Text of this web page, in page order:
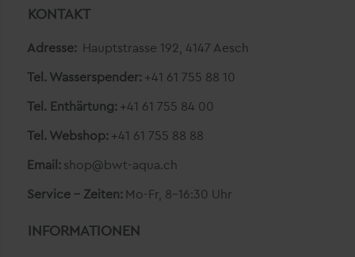
KONTAKT
Adresse: Hauptstrasse 192, 4147 Aesch
Tel. Wasserspender: +41 61 755 88 10
Tel. Enthärtung: +41 61 755 84 00
Tel. Webshop: +41 61 755 88 88
Email: shop@bwt-aqua.ch
Service - Zeiten: Mo-Fr, 8-16:30 Uhr
INFORMATIONEN